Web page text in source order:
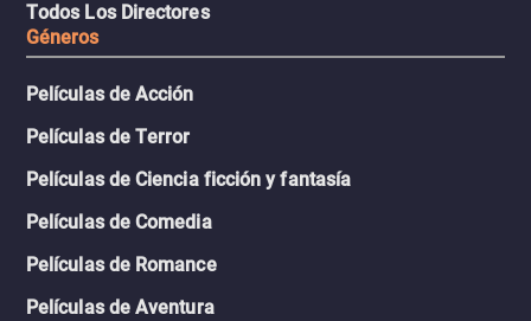
Todos Los Directores
Géneros
Películas de Acción
Películas de Terror
Películas de Ciencia ficción y fantasía
Películas de Comedia
Películas de Romance
Películas de Aventura